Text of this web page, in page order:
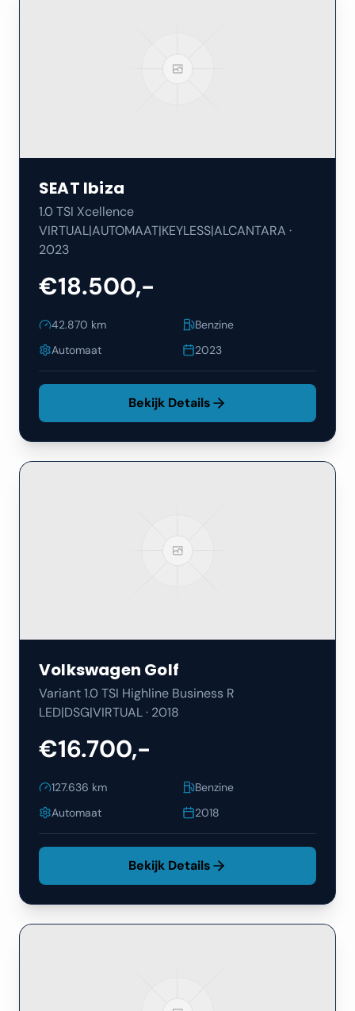
SEAT Ibiza
1.0 TSI Xcellence
VIRTUAL|AUTOMAAT|KEYLESS|ALCANTARA ·
2023
€18.500,-
42.870 km
Benzine
Automaat
2023
Bekijk Details
Volkswagen Golf
Variant 1.0 TSI Highline Business R
LED|DSG|VIRTUAL· 2018
€16.700,-
127.636 km
Benzine
Automaat
2018
Bekijk Details